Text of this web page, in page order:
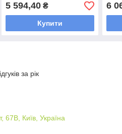
5 594,40₴
Купити
6
за рік
67В, Київ, Україна